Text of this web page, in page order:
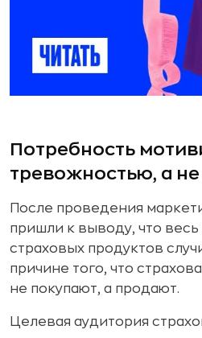
Потребность
тревожностью, а
После проведения
пришли к выводу, что
страховых продуктов
причине того, что
не покупают, а продают.
Целевая аудитория